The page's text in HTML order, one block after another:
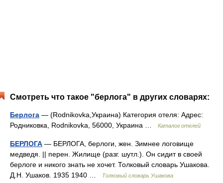
Смотреть что такое "берлога" в других словарях:
Берлога — (Rodnikovka,Украина) Категория отеля: Адрес:
Родниковка, Rodnikovka, 56000, Украина …
Каталог отелей
БЕРЛОГА — БЕРЛОГА, берлоги, жен. Зимнее логовище
медведя. || перен. Жилище (разг. шутл.). Он сидит в своей
берлоге и никого знать не хочет. Толковый словарь Ушакова.
Д.Н. Ушаков. 1935 1940 …
Толковый словарь Ушакова